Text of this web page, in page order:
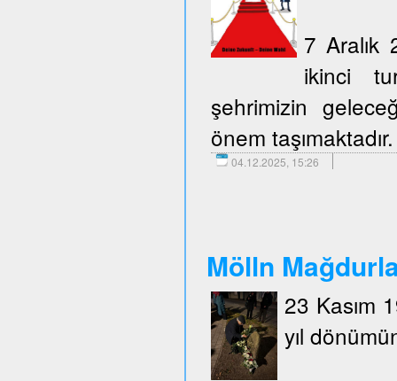
7 Aralık
ikinci
şehrimizin
önem taşımaktadır.
04.12.2025, 15:26
Mölln
23 Kasım
yıl